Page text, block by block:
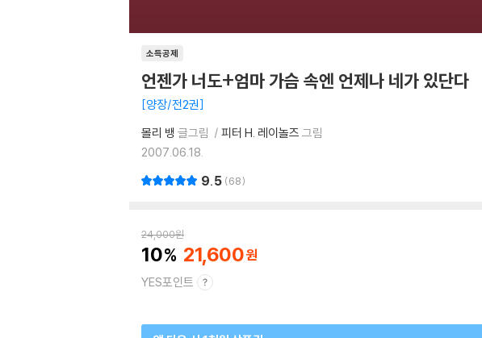
소득공제
언젠가 너도+엄마 가슴 속엔 언제나 네가 있단다
양장/전2권
몰리 뱅 글그림 피터 H. 레이놀즈 그림
2007.06.18.
9.5 68
24,000원
10 21,600
YES포인트